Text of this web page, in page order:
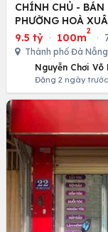
CHÍNH CHỦ -
PHƯỜNG HOÀ
9.5 tỷ · 100m
2
·
Thành phố Đà Nẵng
Nguyễn Chơi Võ
Đăng 2 ngày trước